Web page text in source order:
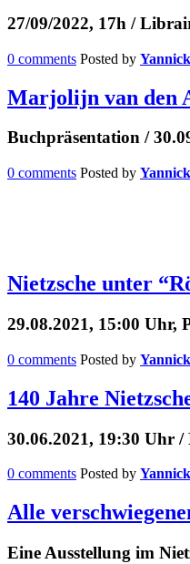
27/09/2022, 17h /
0 comments Posted by
Marjolijn van den
Buchpräsentation /
0 comments Posted by
Nietzsche unter
29.08.2021, 15:00 Uhr,
0 comments Posted by
140 Jahre
30.06.2021, 19:30 Uhr
0 comments Posted by
Alle
Eine Ausstellung im